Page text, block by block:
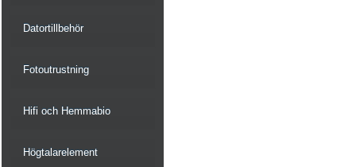
Datortillbehör
Fotoutrustning
Hifi och Hemmabio
Högtalarelement